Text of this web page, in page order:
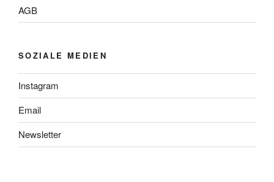
AGB
SOZIALE MEDIEN
Instagram
Email
Newsletter